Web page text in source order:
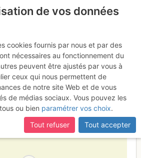
High Tauern Tyrol
de vos données
cookies fournis par nous et par des
nécessaires au fonctionnement du
peuvent être ajustés par vous à
ceux qui nous permettent de
de notre site Web et de vous
de médias sociaux. Vous pouvez les
ou bien paramétrer vos choix.
Tout refuser
Tout accepter